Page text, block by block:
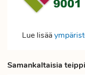
Lue lisää
Samankaltaisia